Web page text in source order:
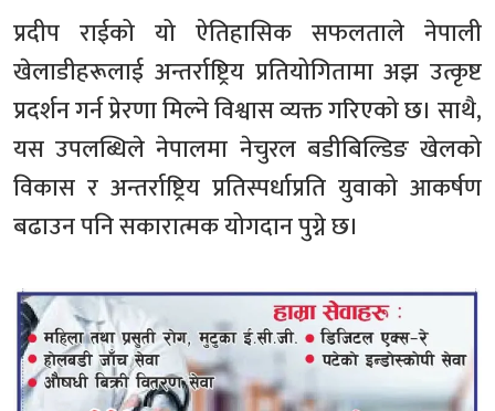
प्रदीप राईको यो ऐतिहासिक सफलताले नेपाली
खेलाडीहरूलाई अन्तर्राष्ट्रिय प्रतियोगितामा अझ उत्कृष्ट
प्रदर्शन गर्न प्रेरणा मिल्ने विश्वास व्यक्त गरिएको छ। साथै,
यस उपलब्धिले नेपालमा नेचुरल बडीबिल्डिङ खेलको
विकास र अन्तर्राष्ट्रिय प्रतिस्पर्धाप्रति युवाको आकर्षण
बढाउन पनि सकारात्मक योगदान पुग्ने छ।